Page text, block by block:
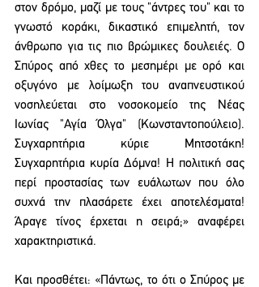
στον δρόμο, μαζί με τους "άντρες του" και το
γνωστό κοράκι, δικαστικό επιμελητή, τον
άνθρωπο για τις πιο βρώμικες δουλειές. Ο
Σπύρος από χθες το μεσημέρι με ορό και
οξυγόνο με λοίμωξη του αναπνευστικού
νοσηλεύεται στο νοσοκομείο της Νέας
Ιωνίας "Αγία Όλγα" (Κωνσταντοπούλειο).
Συγχαρητήρια κύριε Μητσοτάκη!
Συγχαρητήρια κυρία Δόμνα! Η πολιτική σας
περί προστασίας των ευάλωτων που όλο
συχνά την πλασάρετε έχει αποτελέσματα!
Άραγε τίνος έρχεται η σειρά;» αναφέρει
χαρακτηριστικά.
Και προσθέτει: «Πάντως, το ότι ο Σπύρος με